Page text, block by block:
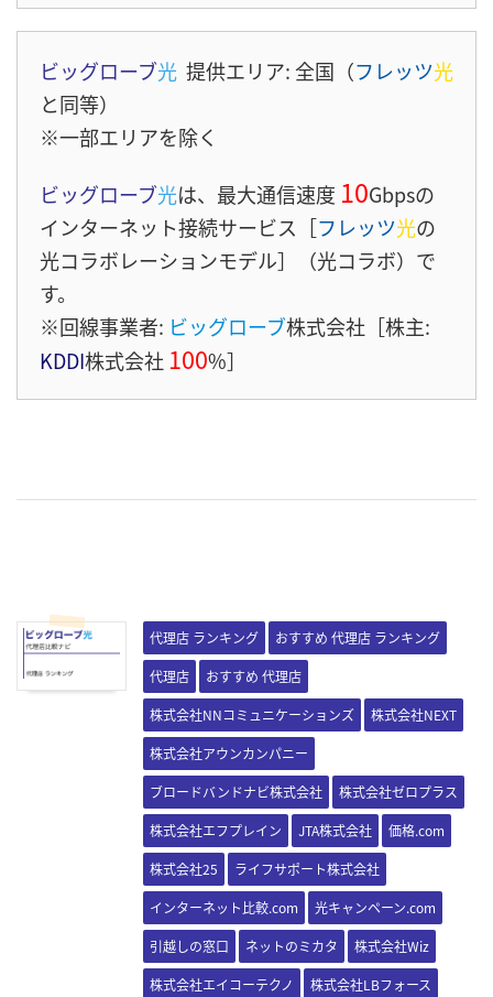
ビッグローブ光 提供エリア: 全国（フレッツ光
と同等）
※一部エリアを除く
ビッグローブ光は、最大通信速度 10Gbpsの
インターネット接続サービス［フレッツ光の
光コラボレーションモデル］（光コラボ）で
す。
※回線事業者: ビッグローブ株式会社［株主:
KDDI株式会社 100%］
代理店 ランキング おすすめ 代理店 ランキング
代理店 おすすめ 代理店
株式会社NNコミュニケーションズ 株式会社NEXT
株式会社アウンカンパニー
ブロードバンドナビ株式会社 株式会社ゼロプラス
株式会社エフプレイン JTA株式会社 価格.com
株式会社25 ライフサポート株式会社
インターネット比較.com 光キャンペーン.com
引越しの窓口 ネットのミカタ 株式会社Wiz
株式会社エイコーテクノ 株式会社LBフォース